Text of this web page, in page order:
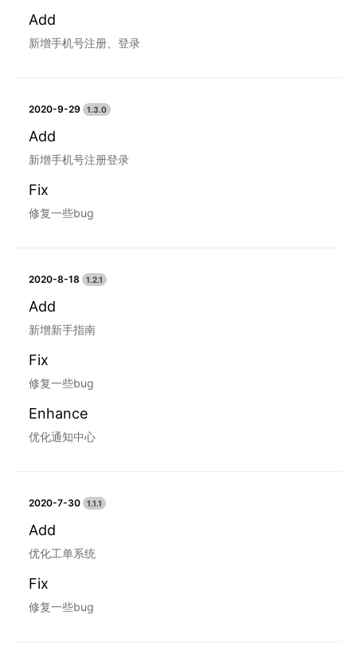
Add
新增手机号注册、登录
2020-9-29 1.3.0
Add
新增手机号注册登录
Fix
修复一些bug
2020-8-18 1.2.1
Add
新增新手指南
Fix
修复一些bug
Enhance
优化通知中心
2020-7-30 1.1.1
Add
优化工单系统
Fix
修复一些bug